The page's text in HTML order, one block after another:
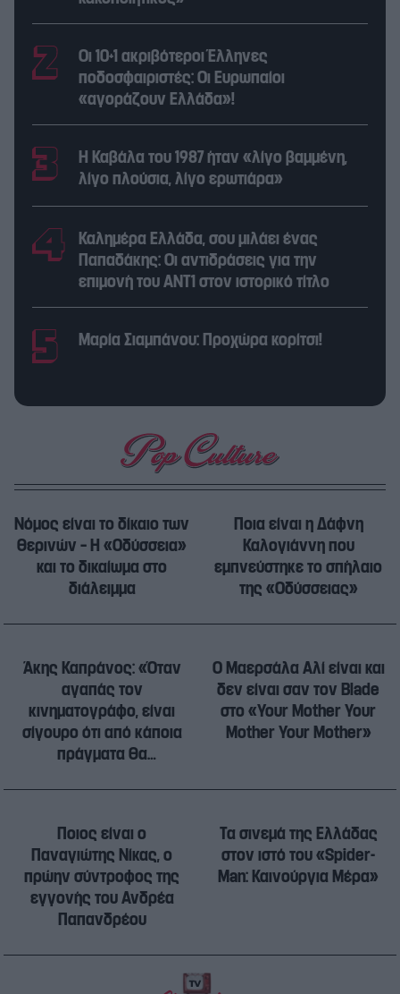
Οι 10+1 ακριβότεροι Έλληνες
ποδοσφαιριστές: Οι Ευρωπαίοι
«αγοράζουν Ελλάδα»!
Η Καβάλα του 1987 ήταν «λίγο βαμμένη,
λίγο πλούσια, λίγο ερωτιάρα»
Καλημέρα Ελλάδα, σου μιλάει ένας
Παπαδάκης: Οι αντιδράσεις για την
επιμονή του ΑΝΤ1 στον ιστορικό τίτλο
Μαρία Σιαμπάνου: Προχώρα κορίτσι!
Νόμος είναι το δίκαιο των
θερινών – Η «Οδύσσεια»
και το δικαίωμα στο
διάλειμμα
Ποια είναι η Δάφνη
Καλογιάννη που
εμπνεύστηκε το σπήλαιο
της «Οδύσσειας»
Άκης Καπράνος: «Όταν
αγαπάς τον
κινηματογράφο, είναι
σίγουρο ότι από κάποια
πράγματα θα
Ο Μαερσάλα Αλί είναι και
δεν είναι σαν τον Blade
στο «Your Mother Your
Mother Your Mother»
Ποιος είναι ο
Παναγιώτης Νίκας, ο
πρώην σύντροφος της
εγγονής του Ανδρέα
Παπανδρέου
Τα σινεμά της Ελλάδας
στον ιστό του «Spider-
Man: Καινούργια Μέρα»